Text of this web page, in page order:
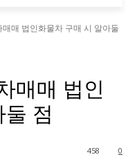
매 법인화물차 구매 시 알아둘
매매 법인
점
0
458